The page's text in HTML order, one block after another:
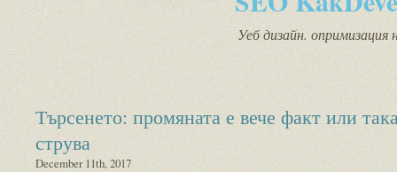
Уеб дизайн. опримизация
Търсенето: промяната е вече факт или
струва
December 11th, 2017